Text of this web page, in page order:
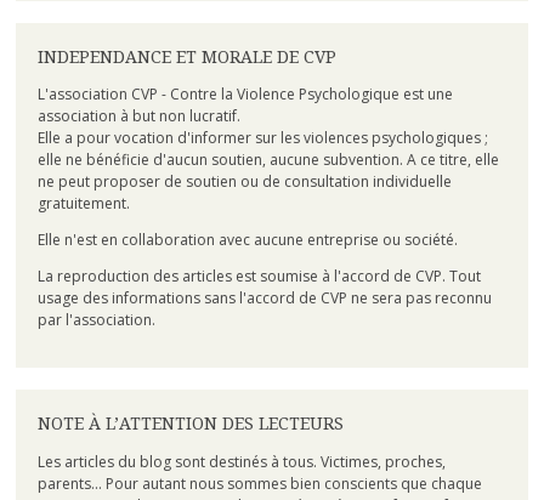
INDEPENDANCE ET MORALE DE CVP
L'association CVP - Contre la Violence Psychologique est une
association à but non lucratif.
Elle a pour vocation d'informer sur les violences psychologiques ;
elle ne bénéficie d'aucun soutien, aucune subvention. A ce titre, elle
ne peut proposer de soutien ou de consultation individuelle
gratuitement.
Elle n'est en collaboration avec aucune entreprise ou société.
La reproduction des articles est soumise à l'accord de CVP. Tout
usage des informations sans l'accord de CVP ne sera pas reconnu
par l'association.
NOTE À L’ATTENTION DES LECTEURS
Les articles du blog sont destinés à tous. Victimes, proches,
parents... Pour autant nous sommes bien conscients que chaque